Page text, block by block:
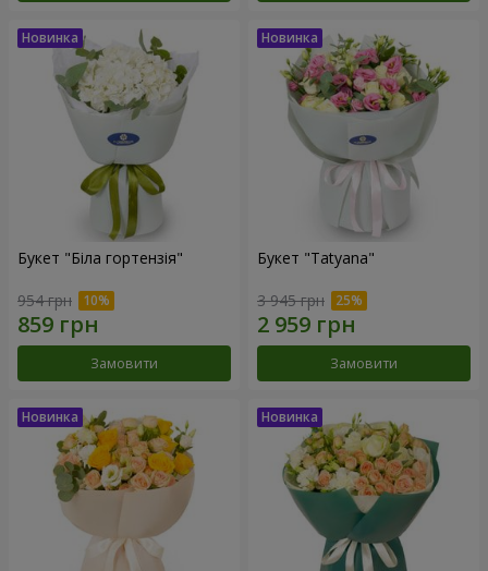
Букет "Біла гортензія"
954 грн
Замовити
Букет "Tatyana"
3 945 грн
Замовити